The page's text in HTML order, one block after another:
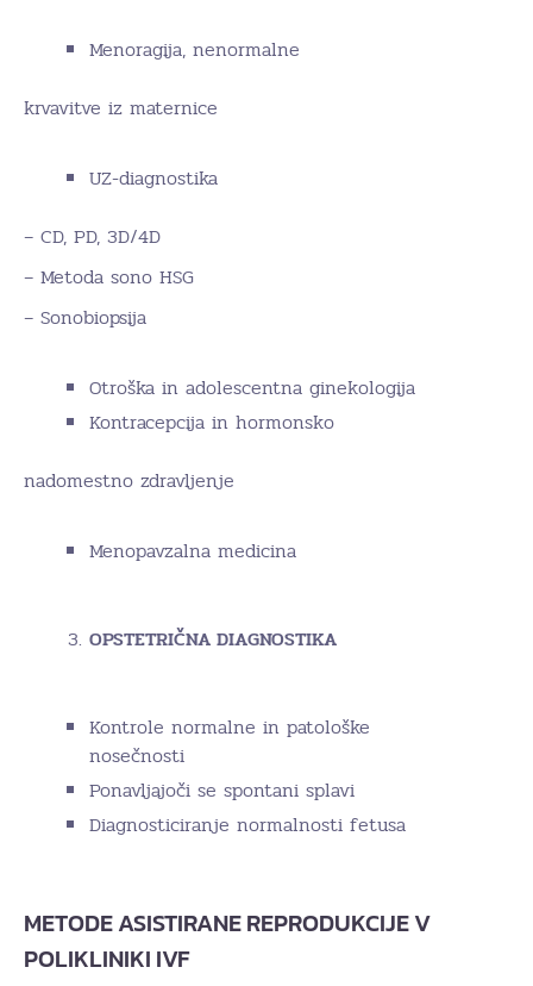
Menoragija, nenormalne
krvavitve iz maternice
UZ-diagnostika
– CD, PD, 3D/4D
– Metoda sono HSG
– Sonobiopsija
Otroška in adolescentna ginekologija
Kontracepcija in hormonsko
nadomestno zdravljenje
Menopavzalna medicina
OPSTETRIČNA DIAGNOSTIKA
Kontrole normalne in patološke
nosečnosti
Ponavljajoči se spontani splavi
Diagnosticiranje normalnosti fetusa
METODE ASISTIRANE REPRODUKCIJE V
POLIKLINIKI IVF